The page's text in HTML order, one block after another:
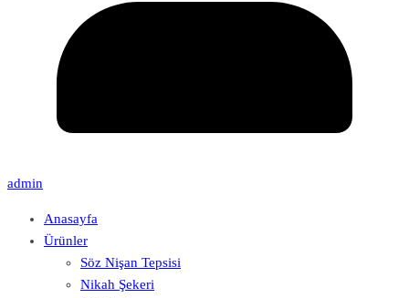
admin
Anasayfa
Ürünler
Söz Nişan Tepsisi
Nikah Şekeri